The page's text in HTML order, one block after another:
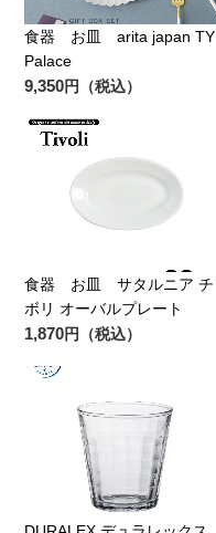
食器 お皿 arita japan TY
Palace
9,350円（税込）
食器 お皿 サタルニア チ
ボリ オーバルプレート
1,870円（税込）